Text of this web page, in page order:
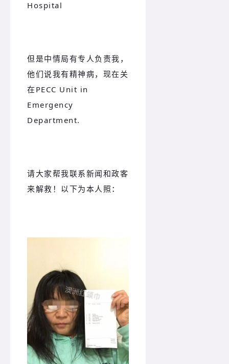
Hospital
但是中情局有专人负责我，
他们说我有精神病，现在关
在PECC Unit in
Emergency
Department.
请大家帮我联系新闻和政客
来解救！以下为本人照：